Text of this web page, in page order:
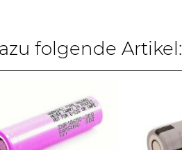
folgende Artikel: